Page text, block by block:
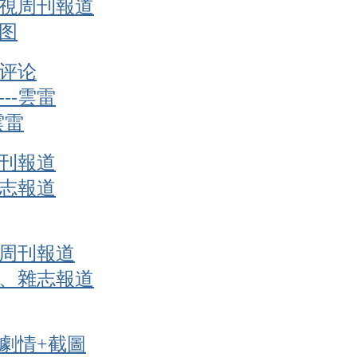
周刊報道
论
雲雷
雷
報道
報道
刊報道
雜志報道
情+截圖